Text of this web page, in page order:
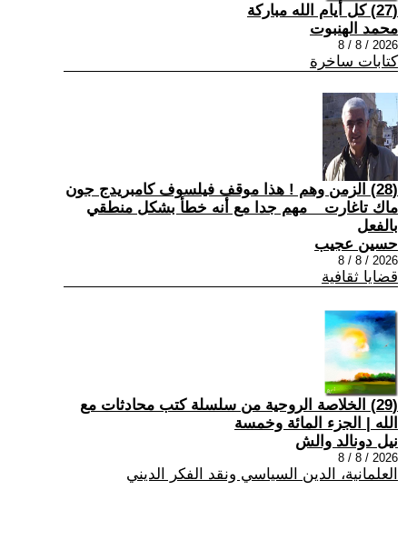
(27) كل أيام الله مباركة
محمد الهنبوت
2026 / 8 / 8
كتابات ساخرة
(28) الزمن وهم ! هذا موقف فيلسوف كامبريدج جون
ماك تاغارت _ مهم جدا مع أنه خطأ بشكل منطقي
بالفعل
حسين عجيب
2026 / 8 / 8
قضايا ثقافية
(29) الخلاصة الروحية من سلسلة كتب محادثات مع
الله | الجزء المائة وخمسة
نيل دونالد والش
2026 / 8 / 8
العلمانية، الدين السياسي ونقد الفكر الديني